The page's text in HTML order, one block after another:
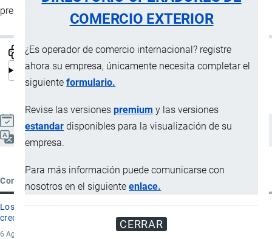
COMERCIO EXTERIOR
¿Es operador de comercio internacional? registre
ahora su empresa, únicamente necesita completar el
siguienteformulario.
Revise las versionespremium y las versiones
estandar disponibles para la visualización de su
empresa.
Para más información puede comunicarse con
nosotros en el siguienteenlace.
CERRAR
presentación de la declaración de mercancías.
Actualizado el 8 Septiembre, 2024
Contenido reciente
Los 8 proyectos mineros más importantes que impulsan el
crecimiento de la minería en Ecuador
6 Agosto, 2026